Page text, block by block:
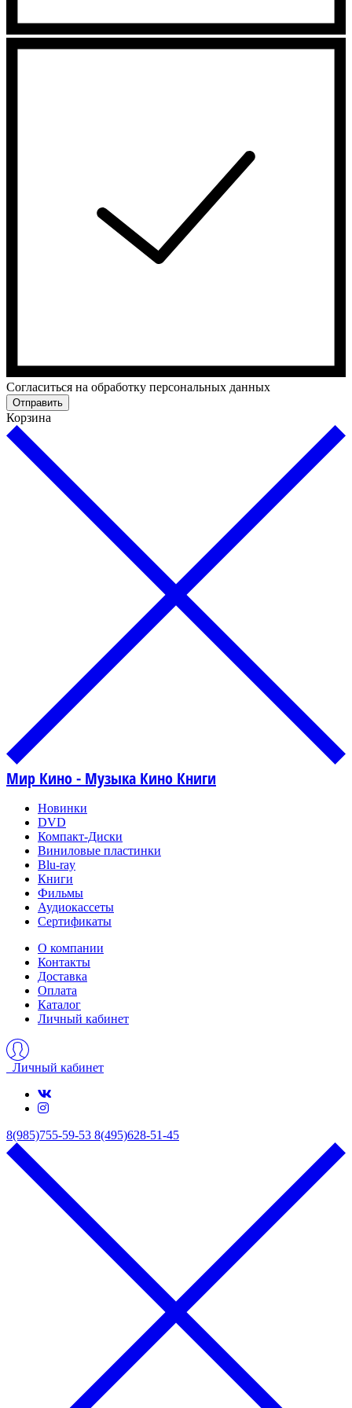
Cогласиться на обработку персональных данных
Отправить
Корзина
Мир Кино - Музыка Кино Книги
Новинки
DVD
Компакт-Диски
Виниловые пластинки
Blu-ray
Книги
Фильмы
Аудиокассеты
Сертификаты
О компании
Контакты
Доставка
Оплата
Каталог
Личный кабинет
Личный кабинет
8(985)755-59-53 8(495)628-51-45